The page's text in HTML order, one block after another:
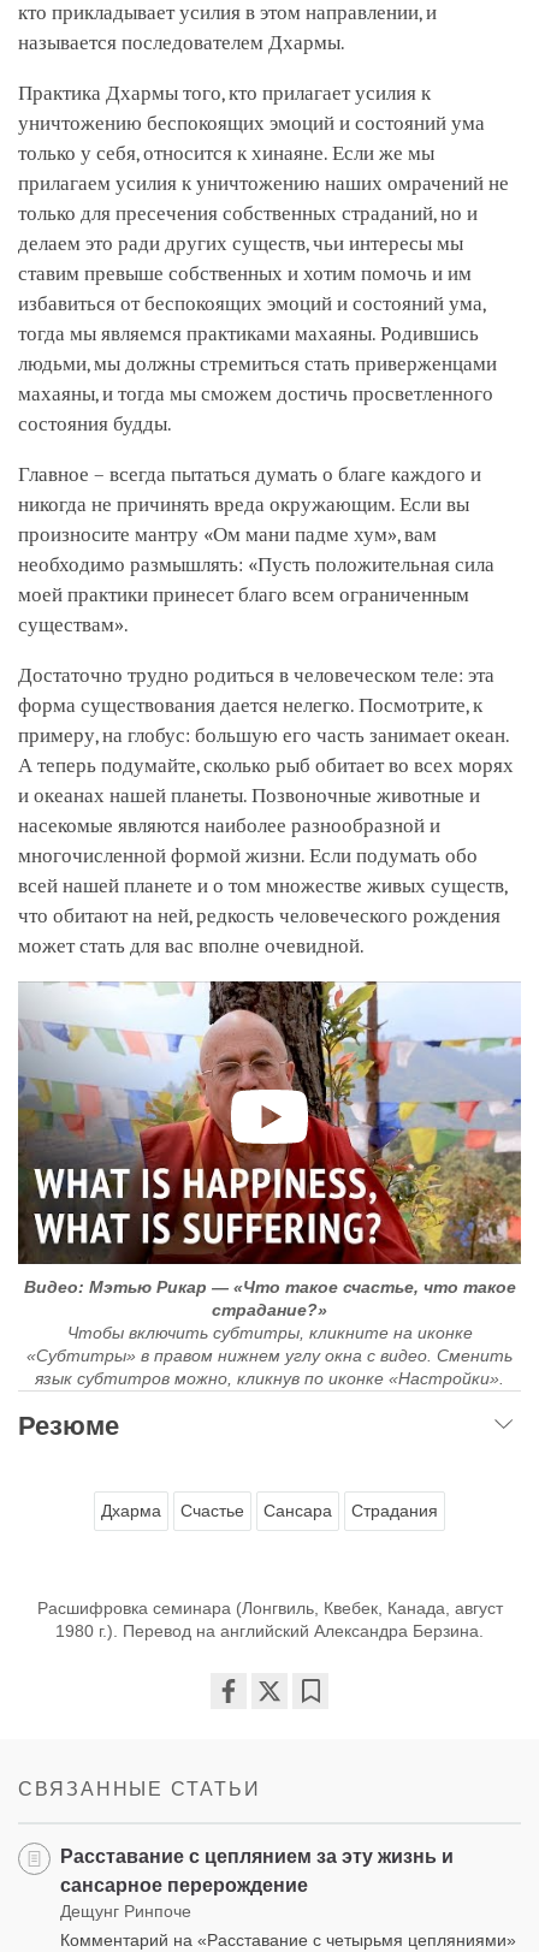
кто прикладывает усилия в этом направлении, и
называется последователем Дхармы.
Практика Дхармы того, кто прилагает усилия к
уничтожению беспокоящих эмоций и состояний ума
только у себя, относится к хинаяне. Если же мы
прилагаем усилия к уничтожению наших омрачений не
только для пресечения собственных страданий, но и
делаем это ради других существ, чьи интересы мы
ставим превыше собственных и хотим помочь и им
избавиться от беспокоящих эмоций и состояний ума,
тогда мы являемся практиками махаяны. Родившись
людьми, мы должны стремиться стать приверженцами
махаяны, и тогда мы сможем достичь просветленного
состояния будды.
Главное – всегда пытаться думать о благе каждого и
никогда не причинять вреда окружающим. Если вы
произносите мантру «Ом мани падме хум», вам
необходимо размышлять: «Пусть положительная сила
моей практики принесет благо всем ограниченным
существам».
Достаточно трудно родиться в человеческом теле: эта
форма существования дается нелегко. Посмотрите, к
примеру, на глобус: большую его часть занимает океан.
А теперь подумайте, сколько рыб обитает во всех морях
и океанах нашей планеты. Позвоночные животные и
насекомые являются наиболее разнообразной и
многочисленной формой жизни. Если подумать обо
всей нашей планете и о том множестве живых существ,
что обитают на ней, редкость человеческого рождения
может стать для вас вполне очевидной.
Видео: Мэтью Рикар — «Что такое счастье, что такое
страдание?»
Чтобы включить субтитры, кликните на иконке
«Субтитры» в правом нижнем углу окна с видео. Сменить
язык субтитров можно, кликнув по иконке «Настройки».
Резюме
Дхарма Счастье Сансара Страдания
Расшифровка семинара (Лонгвиль, Квебек, Канада, август
1980 г.). Перевод на английский Александра Берзина.
СВЯЗАННЫЕ СТАТЬИ
Расставание с цеплянием за эту жизнь и
сансарное перерождение
Дещунг Ринпоче
Комментарий на «Расставание с четырьмя цепляниями»